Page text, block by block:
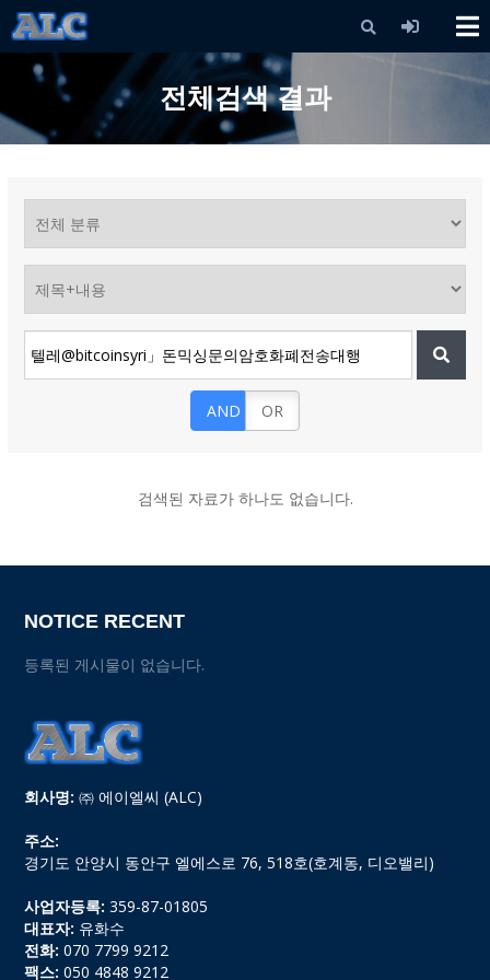
전체검색 결과
AND OR
검색된 자료가 하나도 없습니다.
회사명: ㈜ 에이엘씨 (ALC)
주소:
경기도 안양시 동안구 엘에스로 76, 518호(호계동, 디오밸리)
사업자등록: 359-87-01805
대표자: 유화수
전화: 070 7799 9212
팩스: 050 4848 9212
NOTICE RECENT
등록된 게시물이 없습니다.